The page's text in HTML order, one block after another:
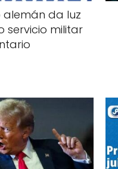
alemán da luz
servicio militar